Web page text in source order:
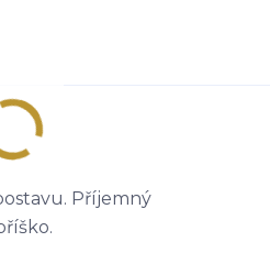
Příjemný